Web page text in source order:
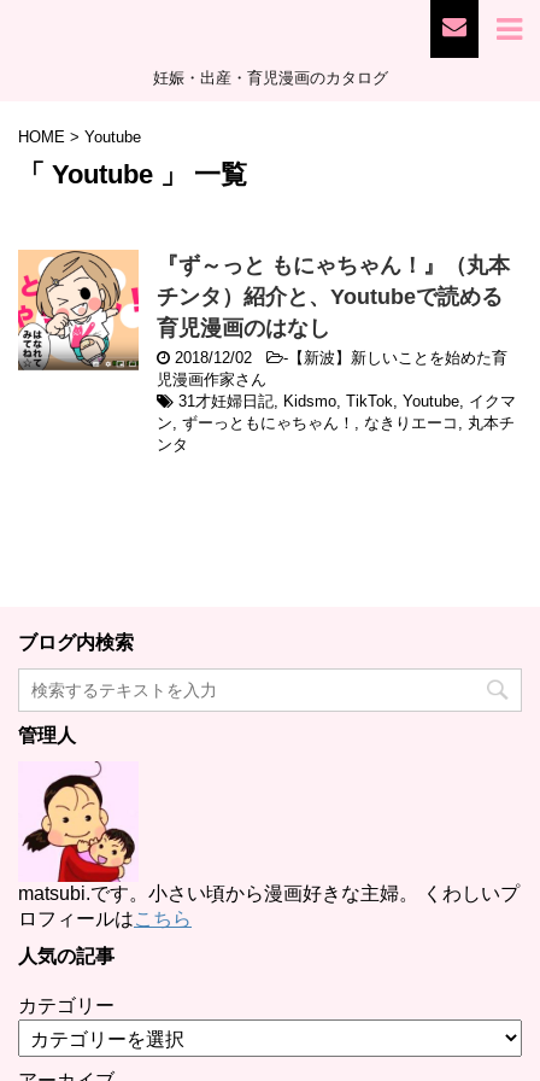
妊娠・出産・育児漫画のカタログ
HOME > Youtube
「 Youtube 」 一覧
『ず～っと もにゃちゃん！』（丸本
チンタ）紹介と、Youtubeで読める
育児漫画のはなし
2018/12/02 - 【新波】新しいことを始めた育
児漫画作家さん
31才妊婦日記, Kidsmo, TikTok, Youtube, イクマ
ン, ずーっともにゃちゃん！ , なきりエーコ , 丸本チ
ンタ
ブログ内検索
管理人
matsubi.です。小さい頃から漫画好きな主婦。 くわしいプ
ロフィールはこちら
人気の記事
カテゴリー